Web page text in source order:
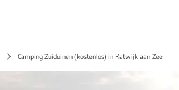
Camping Zuiduinen (kostenlos) in Katwijk aan Zee